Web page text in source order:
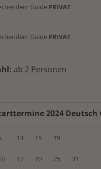
Guide PRIVAT
Guide PRIVAT
ab 2 Personen
2024 Deutsch
13 15 19
17 20 25 31